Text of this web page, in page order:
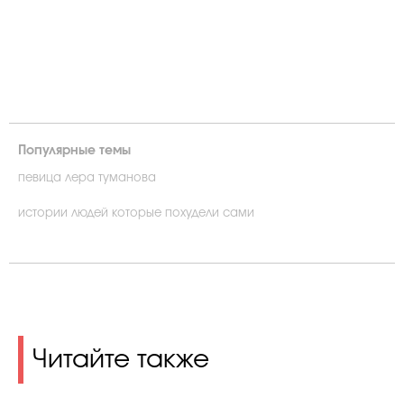
Популярные темы
певица лера туманова
истории людей которые похудели сами
Читайте также